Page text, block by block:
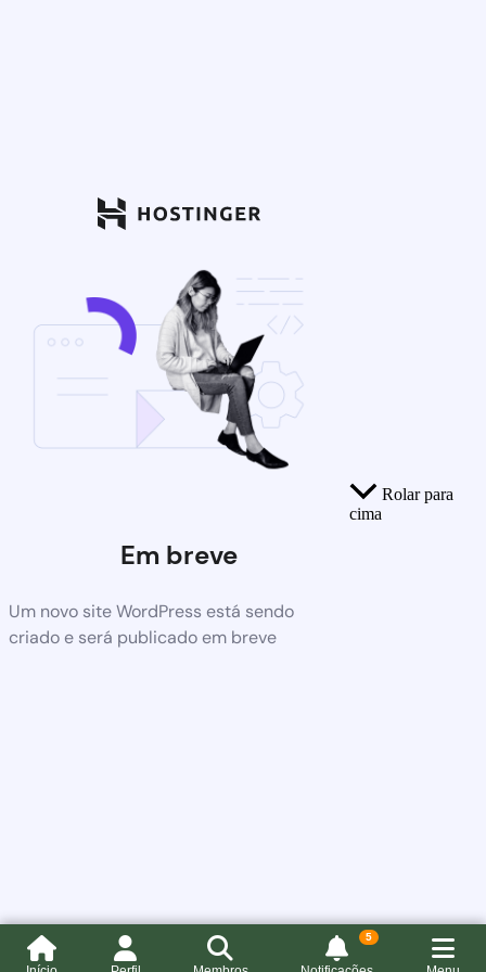
Em breve
Um novo site WordPress está sendo
criado e será publicado em breve
5
Rolar para
cima